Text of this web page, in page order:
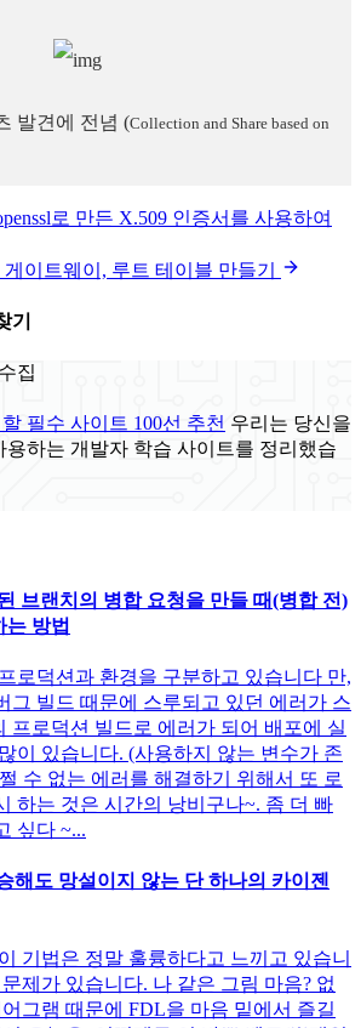
발견에 전념 (Collection and Share based on
로 만든 X.509 인증서를 사용하여
이트웨이, 루트 테이블 만들기
기
집
필수 사이트 100선 추천 우리는 당신을
용하는 개발자 학습 사이트를 정리했습
브랜치의 병합 요청을 만들 때(병합 전)
방법
로덕션과 환경을 구분하고 있습니다 만,
그 빌드 때문에 스루되고 있던 에러가 스
프로덕션 빌드로 에러가 되어 배포에 실
이 있습니다. (사용하지 않는 변수가 존
수 없는 에러를 해결하기 위해서 또 로
하는 것은 시간의 낭비구나~. 좀 더 빠
싶다 ~...
해도 망설이지 않는 단 하나의 카이젠
기법은 정말 훌륭하다고 느끼고 있습니
제가 있습니다. 나 같은 그림 마음? 없
그램 때문에 FDL을 마음 밑에서 즐길